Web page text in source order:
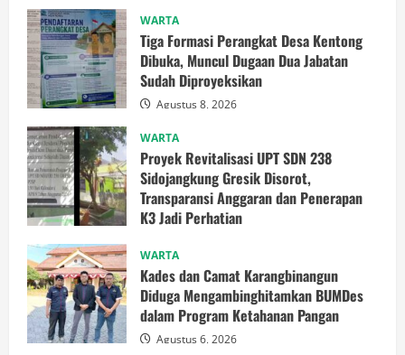
WARTA
Tiga Formasi Perangkat Desa Kentong
Dibuka, Muncul Dugaan Dua Jabatan
Sudah Diproyeksikan
Agustus 8, 2026
WARTA
Proyek Revitalisasi UPT SDN 238
Sidojangkung Gresik Disorot,
Transparansi Anggaran dan Penerapan
K3 Jadi Perhatian
WARTA
Kades dan Camat Karangbinangun
Diduga Mengambinghitamkan BUMDes
dalam Program Ketahanan Pangan
Agustus 6, 2026